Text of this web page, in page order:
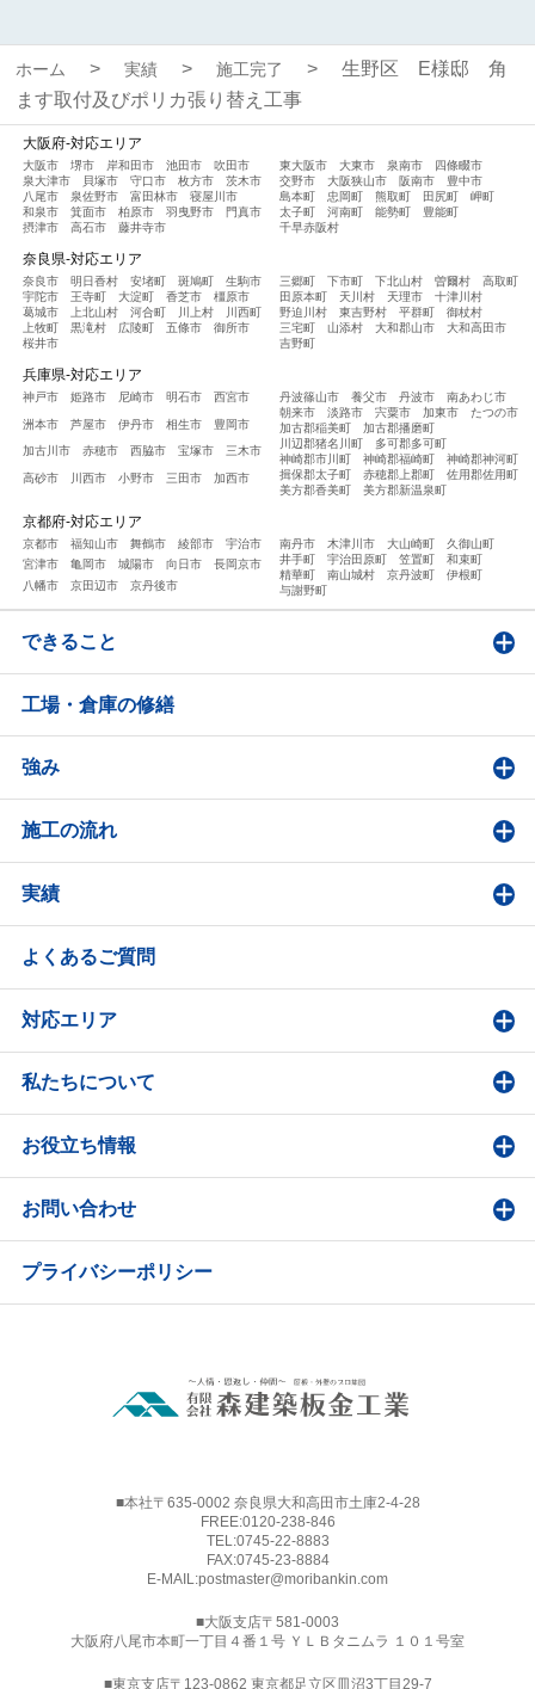
ホーム 実績 施工完了
生野区 E様邸 角
ます取付及びポリカ張り替え工事
大阪府-対応エリア
大阪市 堺市 岸和田市 池田市
吹田市
泉大津市
貝塚市 守口市 枚方市
茨木市
八尾市
泉佐野市 富田林市
寝屋川市
和泉市
箕面市 柏原市 羽曳野市
門真市
摂津市
高石市 藤井寺市
東大阪市 大東市 泉南市
四條畷市
交野市
大阪狭山市 阪南市
豊中市
島本町
忠岡町 熊取町 田尻町
岬町
太子町
河南町 能勢町
豊能町
千早赤阪村
奈良県-対応エリア
奈良市 明日香村 安堵町 斑鳩町
生駒市
宇陀市
王寺町 大淀町 香芝市
橿原市
葛城市
上北山村 河合町 川上村
川西町
上牧町
黒滝村 広陵町 五條市
御所市
桜井市
三郷町 下市町 下北山村 曽爾村
高取町
田原本町
天川村 天理市
十津川村
野迫川村
東吉野村 平群町
御杖村
三宅町
山添村 大和郡山市
大和高田市
吉野町
兵庫県-対応エリア
神戸市 姫路市 尼崎市 明石市 西宮市
洲本市 芦屋市 伊丹市 相生市 豊岡市
加古川市 赤穂市 西脇市 宝塚市 三木市
高砂市 川西市 小野市 三田市 加西市
丹波篠山市 養父市 丹波市
南あわじ市
朝来市
淡路市 宍粟市 加東市
たつの市
加古郡稲美町
加古郡播磨町
川辺郡猪名川町
多可郡多可町
神崎郡市川町
神崎郡福崎町
神崎郡神河町
揖保郡太子町
赤穂郡上郡町
佐用郡佐用町
美方郡香美町
美方郡新温泉町
京都府-対応エリア
京都市 福知山市 舞鶴市 綾部市
宇治市
宮津市
亀岡市 城陽市 向日市
長岡京市
八幡市
京田辺市 京丹後市
南丹市 木津川市 大山崎町
久御山町
井手町
宇治田原町 笠置町
和束町
精華町
南山城村 京丹波町
伊根町
与謝野町
できること
工場・倉庫の修繕
強み
施工の流れ
実績
よくあるご質問
対応エリア
私たちについて
お役立ち情報
お問い合わせ
プライバシーポリシー
■本社〒635-0002 奈良県大和高田市土庫2-4-28
FREE:0120-238-846
TEL:0745-22-8883
FAX:0745-23-8884
E-MAIL:postmaster@moribankin.com
■大阪支店〒581-0003
大阪府八尾市本町一丁目４番１号 ＹＬＢタニムラ １０１号室
■東京支店〒123-0862 東京都足立区皿沼3丁目29-7